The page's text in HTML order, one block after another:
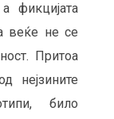
фикцијата
веќе не се
Притоа
нејзините
било